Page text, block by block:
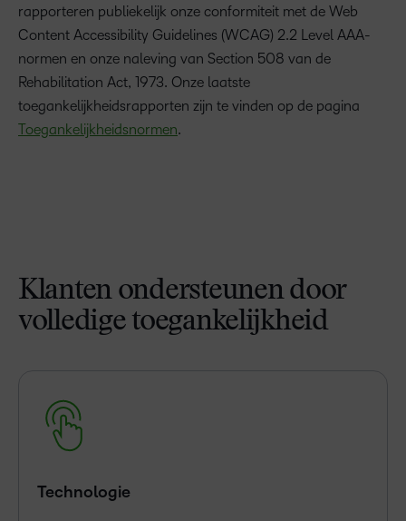
rapporteren publiekelijk onze conformiteit met de Web
Content Accessibility Guidelines (WCAG) 2.2 Level AAA-
normen en onze naleving van Section 508 van de
Rehabilitation Act, 1973. Onze laatste
toegankelijkheidsrapporten zijn te vinden op de pagina
Toegankelijkheidsnormen.
Klanten ondersteunen door
volledige toegankelijkheid
Technologie